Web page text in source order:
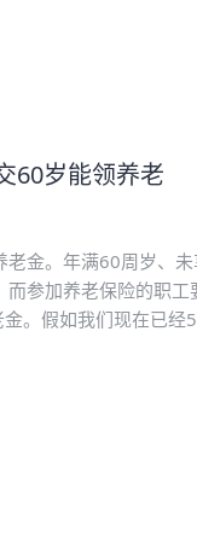
60岁能领养老
金。年满60周岁、
参加养老保险的职
。假如我们现在已经